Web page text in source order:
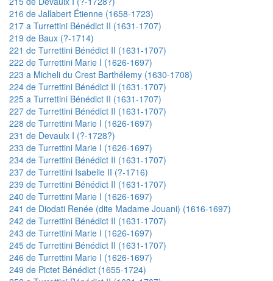
216 de Jallabert Étienne (1658-1723)
217 a Turrettini Bénédict II (1631-1707)
219 de Baux (?-1714)
221 de Turrettini Bénédict II (1631-1707)
222 de Turrettini Marie I (1626-1697)
223 a Micheli du Crest Barthélemy (1630-1708)
224 de Turrettini Bénédict II (1631-1707)
225 a Turrettini Bénédict II (1631-1707)
227 de Turrettini Bénédict II (1631-1707)
228 de Turrettini Marie I (1626-1697)
231 de Devaulx I (?-1728?)
233 de Turrettini Marie I (1626-1697)
234 de Turrettini Bénédict II (1631-1707)
237 de Turrettini Isabelle II (?-1716)
239 de Turrettini Bénédict II (1631-1707)
240 de Turrettini Marie I (1626-1697)
241 de Diodati Renée (dite Madame Jouani) (1616-1697)
242 de Turrettini Bénédict II (1631-1707)
243 de Turrettini Marie I (1626-1697)
245 de Turrettini Bénédict II (1631-1707)
246 de Turrettini Marie I (1626-1697)
249 de Pictet Bénédict (1655-1724)